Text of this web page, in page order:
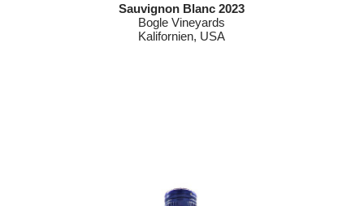
Sauvignon Blanc 2023
Bogle Vineyards
Kalifornien, USA